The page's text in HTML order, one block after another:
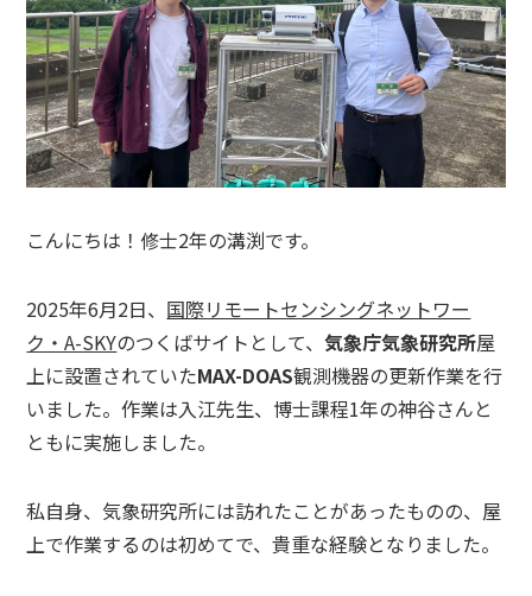
こんにちは！修士2年の溝渕です。
2025年6月2日、 国際リモートセンシングネットワー
ク・A-SKYのつくばサイトとして、気象庁気象研究所屋
上に設置されていたMAX-DOAS観測機器の更新作業を行
いました。作業は入江先生、博士課程1年の神谷さんと
ともに実施しました。
私自身、気象研究所には訪れたことがあったものの、屋
上で作業するのは初めてで、貴重な経験となりました。